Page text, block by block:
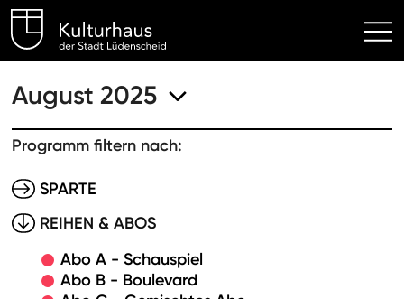
Kulturhaus Lüdenscheid
August 2025
Programm filtern nach:
SPARTE
REIHEN & ABOS
Abo A - Schauspiel
Abo B - Boulevard